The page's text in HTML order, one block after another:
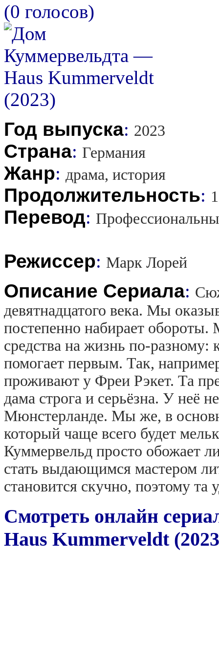
(0 голосов)
Год выпуска: 2023
Страна: Германия
Жанр: драма, история
Продолжительность:
Перевод:
Режиссер: Марк Лорей
Описание Сериала:
девятнадцатого века. Мы
постепенно набирает
средства на жизнь по-разному:
помогает первым. Так,
проживают у Фреи Рэкет. Та
дама строга и серьёзна. У неё
Мюнстерланде. Мы же, в
который чаще всего будет
Куммервельд просто обожает
стать выдающимся мастером
становится скучно, поэтому та
Смотреть онлайн
Haus Kummerveldt